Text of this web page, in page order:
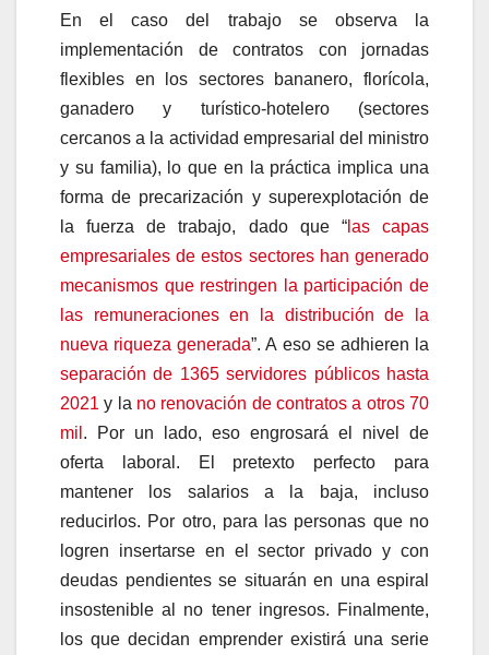
En el caso del trabajo se observa la
implementación de contratos con jornadas
flexibles en los sectores bananero, florícola,
ganadero y turístico-hotelero (sectores
cercanos a la actividad empresarial del ministro
y su familia), lo que en la práctica implica una
forma de precarización y superexplotación de
la fuerza de trabajo, dado que “las capas
empresariales de estos sectores han generado
mecanismos que restringen la participación de
las remuneraciones en la distribución de la
nueva riqueza generada”. A eso se adhieren la
separación de 1365 servidores públicos hasta
2021 y la no renovación de contratos a otros 70
mil . Por un lado, eso engrosará el nivel de
oferta laboral. El pretexto perfecto para
mantener los salarios a la baja, incluso
reducirlos. Por otro, para las personas que no
logren insertarse en el sector privado y con
deudas pendientes se situarán en una espiral
insostenible al no tener ingresos. Finalmente,
los que decidan emprender existirá una serie